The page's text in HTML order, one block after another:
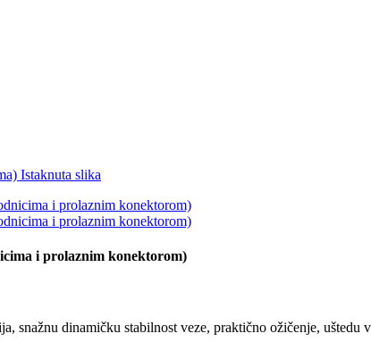
i prolaznim konektorom)
dinamičku stabilnost veze, praktično ožičenje, uštedu